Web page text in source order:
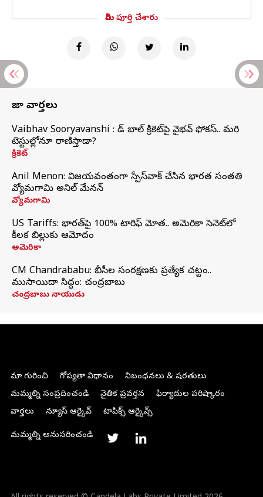
మీరు పూర్తి చేశారు
తాజా వార్తలు
Vaibhav Sooryavanshi : రెడ్ బాల్ క్రికెట్‌పై వైభవ్ ఫోకస్.. మరి
టెస్టుల్లోనూ రాణిస్తాడా?
క్రికెట్
Anil Menon: విజయవంతంగా స్పేస్‌వాక్‌ చేసిన భారత సంతతి
వ్యోమగామి అనిల్‌ మేనన్
వ్యోమగామి
US Tariffs: భారత్‌పై 100% టారిఫ్‌ మోత.. అమెరికా సెనెట్‌లో
కీలక బిల్లుకు ఆమోదం
అమెరికా
CM Chandrababu: బీసీల సంరక్షణకు ప్రత్యేక చట్టం..
ముసాయిదా సిద్ధం: చంద్రబాబు
చంద్రబాబు నాయుడు
మా గురించి గోప్యతా విధానం
నిబంధనలు & షరతులు
మమ్మల్ని సంప్రదించండి
నైతిక ప్రవర్తన
ఫిర్యాదుల పరిష్కారం
వార్తలు
న్యూస్ ఆర్కైవ్ టాపిక్స్ ఆర్కైవ్స్
మమ్మల్ని అనుసరించండి